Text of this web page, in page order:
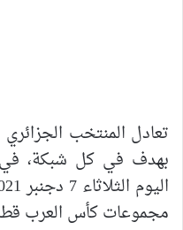
تعادل المنتخب
بهدف في كل شبكة، في
مجموعات كأس العرب قطر